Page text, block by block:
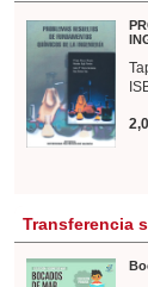
Transferencia